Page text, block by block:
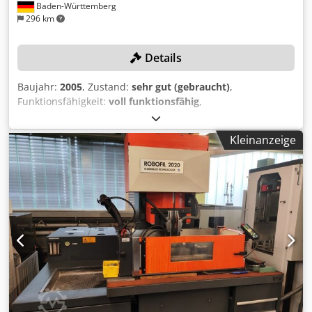
Baden-Württemberg
296 km
Details
Baujahr: 2005, Zustand: sehr gut (gebraucht),
Funktionsfähigkeit: voll funktionsfähig,
Maschinen-/Fahrzeugnummer:
Wasserbadmaschine mit automatischer Drahteinfädelung
- Geschlossene Diamant-Drahtführungen für verschiedene
Drahtdurchmesser - Kollisionsschutz auf allen 5 Achsen
(ICP) - abgebildetes Spannzubehör im Lieferumfang
enthalten TECHNISCHE DETAILS Verfahrwege X / Y / Z: 550 /
350 / 400 mm Verfahrwege U/V-Achse: 550 / 350 mm
Konizität: max. +/- 30° bei 400 mm Höhe
Werkstückabmessungen: max. 1200 x 700 x 400 mm
Öffnungsbreite: 1020 mm (einseitig zugänglich)
Werkstückgewicht: max. 1500 kg Oberflächenqualität: max.
Ra 0,22 μm Schnittgeschwindigkeit: max. 300 qmm/min
Dwedpfx Ajlru Rbjg Dja Verfügbare Drahtdurchmesser:
0,15 – 0,30 mm Steuerung: Charmilles Millenium mit
Kleinanzeige